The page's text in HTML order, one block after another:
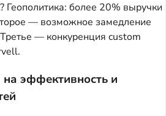
Геополитика: более 20% выручки
— возможное замедление
— конкуренция custom
эффективность и